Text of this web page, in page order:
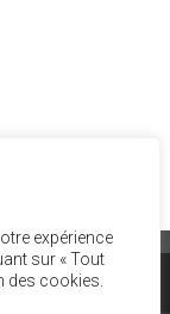
expérience
sur « Tout
des cookies.